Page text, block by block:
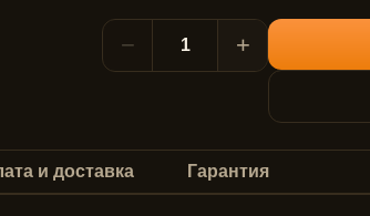
− +
и доставка Гарантия